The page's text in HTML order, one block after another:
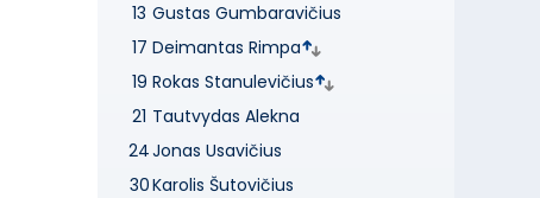
13 Gustas Gumbaravičius
17 Deimantas Rimpa
19 Rokas Stanulevičius
21 Tautvydas Alekna
24Jonas Usavičius
30Karolis Šutovičius